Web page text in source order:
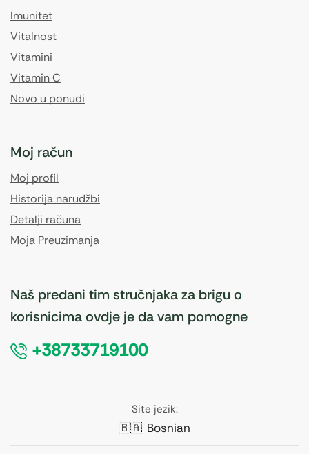
Imunitet
Vitalnost
Vitamini
Vitamin C
Novo u ponudi
Moj račun
Moj profil
Historija narudžbi
Detalji računa
Moja Preuzimanja
Naš predani tim stručnjaka za brigu o
korisnicima ovdje je da vam pomogne
+38733719100
Site jezik:
🇧🇦 Bosnian